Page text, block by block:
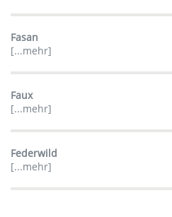
Fasan
[...mehr]
Faux
[...mehr]
Federwild
[...mehr]